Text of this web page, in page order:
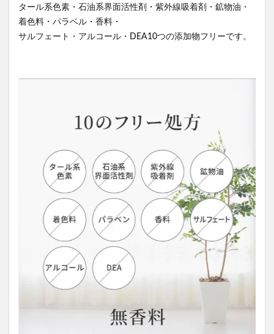
タール系色素・石油系界面活性剤・紫外線吸着剤・鉱物油・
着色料・パラベル・香料・
サルフェート・アルコール・DEA10つの添加物フリーです。